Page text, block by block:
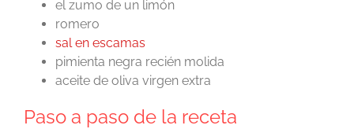
el zumo de un limón
romero
sal en escamas
pimienta negra recién molida
aceite de oliva virgen extra
Paso a paso de la receta